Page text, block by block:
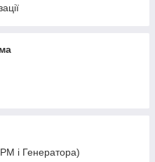
і Генератора)